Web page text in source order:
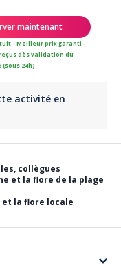
maintenant
- Meilleur prix garanti -
dès validation du
24h)
activité en
collègues
et la flore de la plage
la flore locale